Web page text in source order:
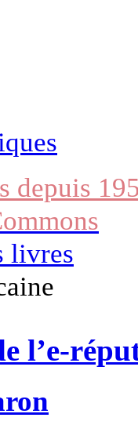
depuis
livres
l’e-